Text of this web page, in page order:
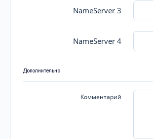
NameServer 3
NameServer 4
Дополнительно
Комментарий